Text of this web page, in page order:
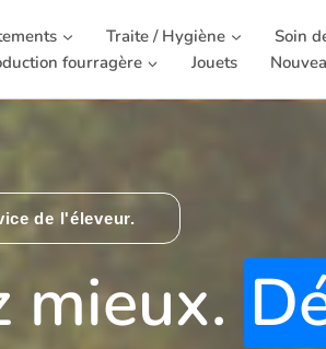
Traite / Hygiène Soin
fourragère Jouets
de l'éleveur.
mieux.